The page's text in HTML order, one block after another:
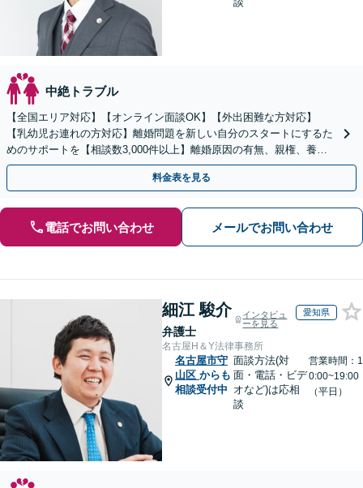
中絶トラブル
【全国エリア対応】【オンライン面談OK】【外出困難な方対応】
【乳幼児お連れの方対応】離婚問題を新しい自分のスタートにするた
めのサポートを【相談数3,000件以上】離婚原因の有無、親権、養育
費、財産分与、慰謝料請求【夜間・休日相談可】
料金表を見る
電話でお問い合わせ メールでお問い合わせ
細江 駿介
弁護士
インタビュ
ーを見る
愛知県
名古屋H＆Y法律事務所
名古屋市守
山区 からも
相談受付中
面談方法(対
面・電話・ビデ
オなど)は応相
談
営業時間：1
0:00~19:00
（平日）